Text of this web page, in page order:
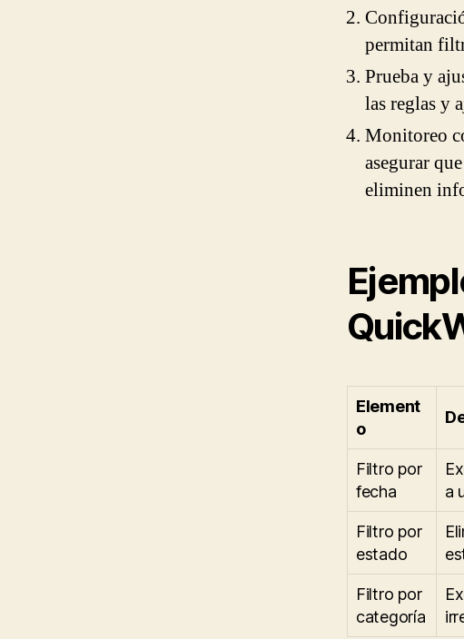
permitan
Prueba y
las reglas y
Monitoreo
asegurar
eliminen
Element
o
Filtro por
fecha
a
Filtro por
estado
Filtro por
categoría